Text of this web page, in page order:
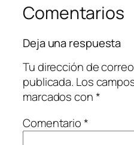
Comentarios
Deja una respuesta
Tu dirección de
publicada. Los
marcados con*
Comentario*